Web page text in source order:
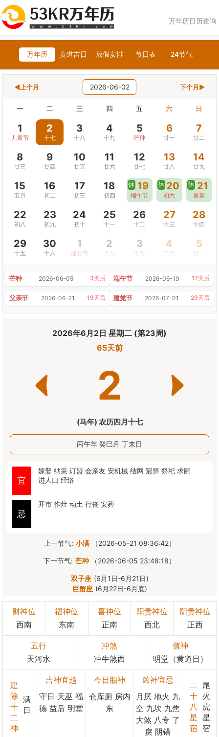
万年历日历查询
万年历 黄道吉日 放假安排 节日表 24节气
◀上个月 2026-06-02 下个月▶
一 二 三 四 五 六 日
1
儿童节
2
十七
3
十八
4
十九
5
芒种
6
廿一
7
廿二
8
廿三
9
廿四
10
廿五
11
廿六
12
廿七
13
廿八
14
廿九
15
五月
16
初二
17
初三
18
初四
休 19
端午节
休 20
初六
休 21
夏至
22
初八
23
初九
24
初十
25
十一
26
十二
27
十三
28
十四
29
十五
30
十六
1
建党节
2
十八
3
十九
4
二十
5
廿一
芒种 2026-06-05 3天后 端午节 2026-06-19 17天后
父亲节 2026-06-21 19天后 建党节 2026-07-01 29天后
2026年6月2日 星期二 (第23周)
65天前
2
(马年) 农历四月十七
丙午年 癸巳月 丁未日
宜
嫁娶 纳采 订盟 会亲友 安机械 结网 冠笄 祭祀 求嗣
进人口 经络
忌
开市 作灶 动土 行丧 安葬
上一节气: 小满 （2026-05-21 08:36:42）
下一节气: 芒种 （2026-06-05 23:48:18）
双子座 (6月1日-6月21日)
巨蟹座 (6月22日-6月底)
财神位
西南
福神位
东南
喜神位
正南
阳贵神位
西北
阴贵神位
正西
五行
天河水
冲煞
冲牛煞西
值神
明堂（黄道日）
建
除
十
二
神
满
日
吉神宜趋
守日 天巫 福
德 益后 明堂
今日胎神
仓库厕 房内
东
凶神宜忌
月厌 地火 九
空 九坎 九焦
大煞 八专 了
戾 阴错
二
十
八
星
宿
尾
火
虎
星
宿